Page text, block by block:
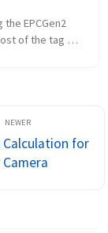
EPCGen2
of the tag
Calculation for
Camera